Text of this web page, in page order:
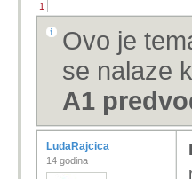
1
Ovo je
se nalaze
A1
LudaRajcica
14 godina